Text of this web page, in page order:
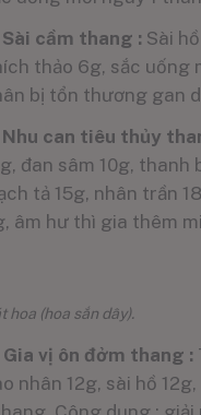
Sài cầm thang : Sài
thảo 6g, sắc uống
bị tổn thương gan
Nhu can tiêu thủy
đan sâm 10g, thanh
tả 15g, nhân trần
âm hư thì gia thêm
hoa (hoa sắn dây).
Gia vị ôn đởm thang :
nhân 12g, sài hồ